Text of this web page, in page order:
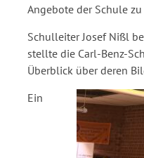
Angebote der Schule
Schulleiter Josef Nißl
stellte die Carl-Benz-
Überblick über deren
Ein